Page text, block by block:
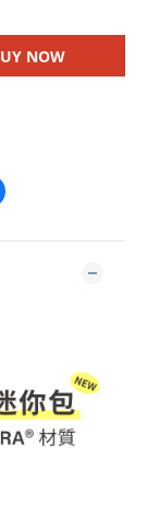
NOW